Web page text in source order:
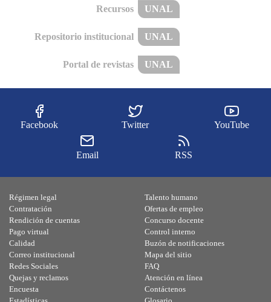
Recursos UNAL
Repositorio institucional UNAL
Portal de revistas UNAL
Facebook Twitter YouTube
Email RSS
Régimen legal
Contratación
Rendición de cuentas
Pago virtual
Calidad
Talento humano
Ofertas de empleo
Concurso docente
Control interno
Buzón de notificaciones
Correo institucional
Redes Sociales
Quejas y reclamos
Encuesta
Mapa del sitio
FAQ
Atención en línea
Contáctenos